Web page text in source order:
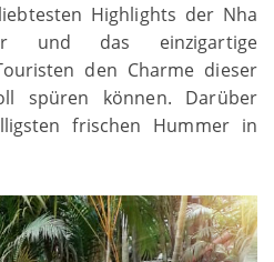
Highlights der Nha
und das einzigartige
den Charme dieser
spüren können. Darüber
frischen Hummer in